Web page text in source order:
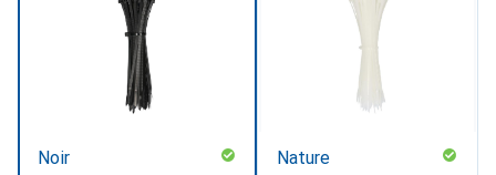
Noir Nature